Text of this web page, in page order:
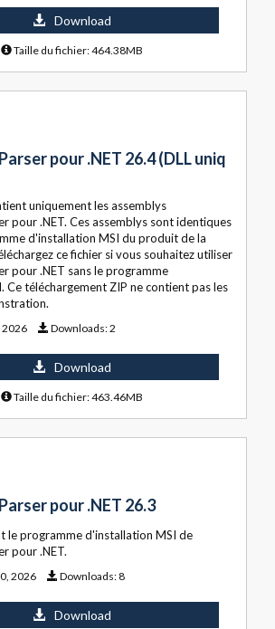
Download
Taille du fichier: 464.38MB
pour .NET 26.4 (DLL uniq
uniquement les assemblys
pour .NET. Ces assemblys sont identiques
d'installation MSI du produit de la
ce fichier si vous souhaitez utiliser
pour .NET sans le programme
Ce téléchargement ZIP ne contient pas les
2026 Downloads:2
Download
Taille du fichier: 463.46MB
pour .NET 26.3
le programme d'installation MSI de
pour .NET.
2026 Downloads:8
Download